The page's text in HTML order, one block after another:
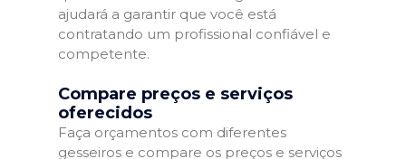
ajudará a garantir que você está
contratando um profissional confiável e
competente.
Compare preços e serviços
oferecidos
Faça orçamentos com diferentes
gesseiros e compare os preços e serviços